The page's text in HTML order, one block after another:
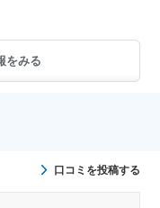
をみる
口コミを投稿する